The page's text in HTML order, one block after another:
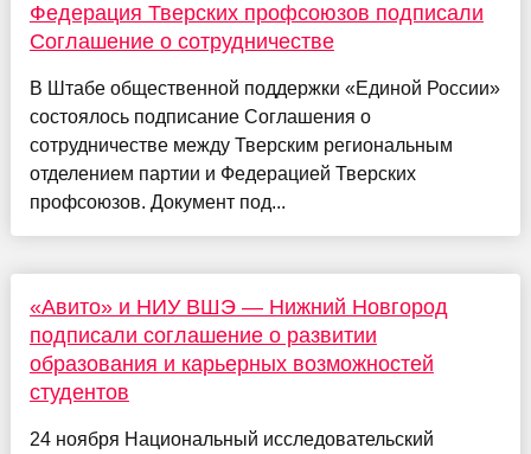
Федерация Тверских профсоюзов подписали
Соглашение о сотрудничестве
В Штабе общественной поддержки «Единой России»
состоялось подписание Соглашения о
сотрудничестве между Тверским региональным
отделением партии и Федерацией Тверских
профсоюзов. Документ под...
«Авито» и НИУ ВШЭ — Нижний Новгород
подписали соглашение о развитии
образования и карьерных возможностей
студентов
24 ноября Национальный исследовательский